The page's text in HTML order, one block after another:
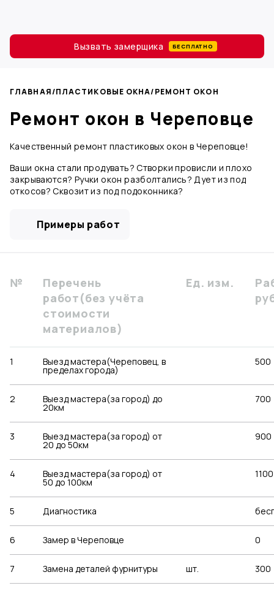
Вызвать замерщика БЕСПЛАТНО
ГЛАВНАЯ/ПЛАСТИКОВЫЕ ОКНА/РЕМОНТ ОКОН
Ремонт окон в Череповце
Качественный ремонт пластиковых окон в Череповце!
Ваши окна стали продувать? Створки провисли и плохо
закрываются? Ручки окон разболтались? Дует из под
откосов? Сквозит из под подоконника?
Примеры работ
№
Перечень
работ(без учёта
стоимости
материалов)
Ед. изм.
1 Выезд мастера(Череповец, в
пределах города)
500
2 Выезд мастера(за город) до
20км
700
3 Выезд мастера(за город) от
20 до 50км
900
4 Выезд мастера(за город) от
50 до 100км
1100
5 Диагностика
6 Замер в Череповце 0
7 Замена деталей фурнитуры шт. 300